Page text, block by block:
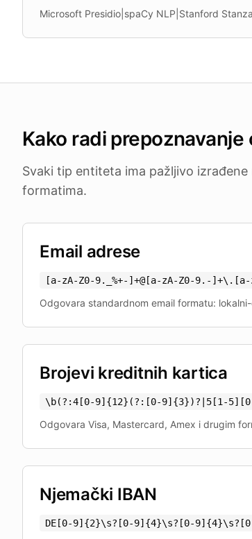
Microsoft Presidio spaCy NLP Stanford Stanza
Kako radi prepoznavanje
Svaki tip entiteta ima pažljivo
formatima.
Email adrese
[a-zA-Z0-9._%+-]+@[a-zA-Z0-9.-]+\.[a-
Odgovara standardnom email formatu:
Brojevi kreditnih kartica
\b(?:4[0-9] {12} (?:[0-9] {3})?|5[1-
Odgovara Visa, Mastercard, Amex i drugim
Njemački IBAN
DE[0-9] {2}\s?[0-9] {4}\s?[0-9] {4}